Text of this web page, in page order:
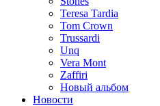
Teresa Tardia
Tom Crown
Trussardi
Unq
Vera Mont
Zaffiri
Новый альбом
Новости